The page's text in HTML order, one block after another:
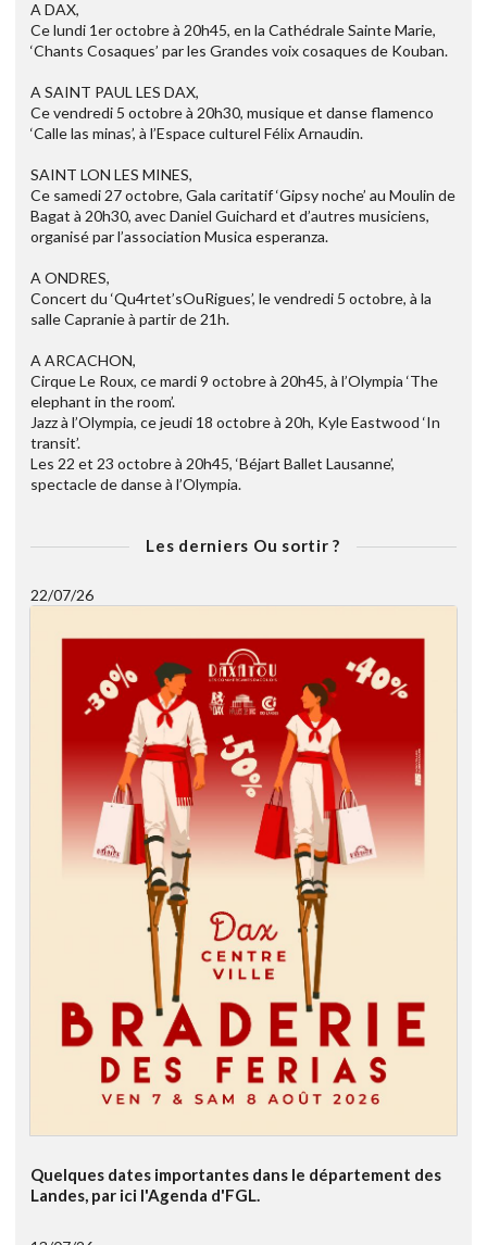
A DAX,
Ce lundi 1er octobre à 20h45, en la Cathédrale Sainte Marie,
‘Chants Cosaques’ par les Grandes voix cosaques de Kouban.
A SAINT PAUL LES DAX,
Ce vendredi 5 octobre à 20h30, musique et danse flamenco
‘Calle las minas’, à l’Espace culturel Félix Arnaudin.
SAINT LON LES MINES,
Ce samedi 27 octobre, Gala caritatif ‘Gipsy noche’ au Moulin de
Bagat à 20h30, avec Daniel Guichard et d’autres musiciens,
organisé par l’association Musica esperanza.
A ONDRES,
Concert du ‘Qu4rtet’sOuRigues’, le vendredi 5 octobre, à la
salle Capranie à partir de 21h.
A ARCACHON,
Cirque Le Roux, ce mardi 9 octobre à 20h45, à l’Olympia ‘The
elephant in the room’.
Jazz à l’Olympia, ce jeudi 18 octobre à 20h, Kyle Eastwood ‘In
transit’.
Les 22 et 23 octobre à 20h45, ‘Béjart Ballet Lausanne’,
spectacle de danse à l’Olympia.
Les derniers Ou sortir ?
22/07/26
Quelques dates importantes dans le département des
Landes, par ici l'Agenda d'FGL.